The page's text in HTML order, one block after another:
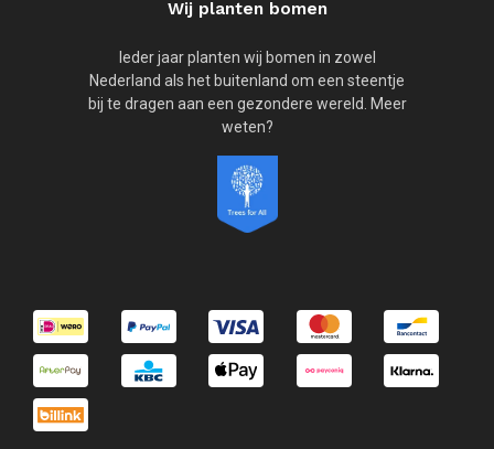
Wij planten bomen
Ieder jaar planten wij bomen in zowel
Nederland als het buitenland om een steentje
bij te dragen aan een gezondere wereld. Meer
weten?